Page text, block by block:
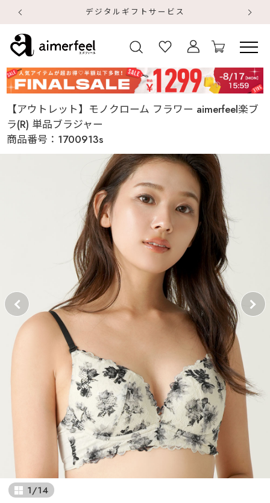
デジタルギフトサービス
【アウトレット】モノクローム フラワー aimerfeel楽ブ
ラ(R) 単品ブラジャー
商品番号： 1700913s
1/14